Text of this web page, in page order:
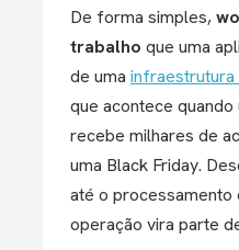
De forma simples,
trabalho que uma
de uma infraestrutura
que acontece
recebe milhares de
uma Black Friday.
até o processamento
operação vira parte